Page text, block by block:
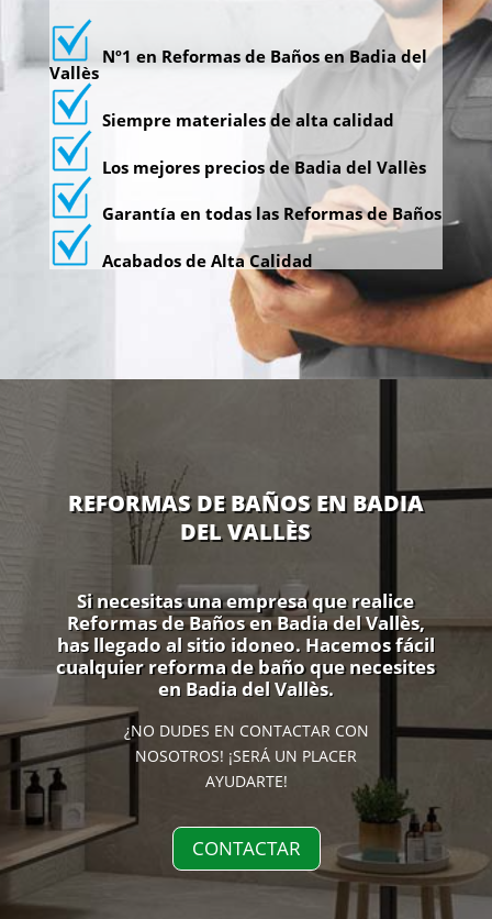
Nº1 en Reformas de Baños en Badia del
Vallès
Siempre materiales de alta calidad
Los mejores precios de Badia del Vallès
Garantía en todas las Reformas de Baños
Acabados de Alta Calidad
REFORMAS DE BAÑOS EN BADIA
DEL VALLÈS
Si necesitas una empresa que realice
Reformas de Baños en Badia del Vallès,
has llegado al sitio idoneo. Hacemos fácil
cualquier reforma de baño que necesites
en Badia del Vallès.
¿NO DUDES EN CONTACTAR CON
NOSOTROS! ¡SERÁ UN PLACER
AYUDARTE!
CONTACTAR